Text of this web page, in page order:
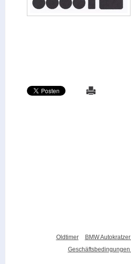
Oldtimer BMW